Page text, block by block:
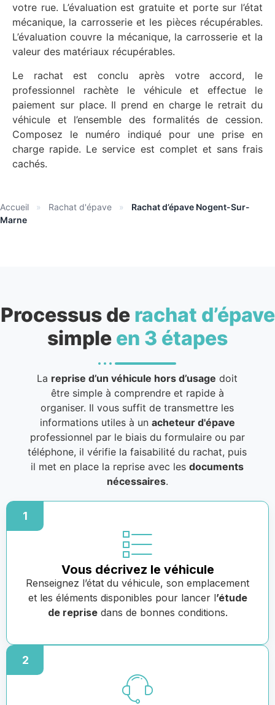
votre rue. L’évaluation est gratuite et porte sur l’état
mécanique, la carrosserie et les pièces récupérables.
L’évaluation couvre la mécanique, la carrosserie et la
valeur des matériaux récupérables.
Le rachat est conclu après votre accord, le
professionnel rachète le véhicule et effectue le
paiement sur place. Il prend en charge le retrait du
véhicule et l’ensemble des formalités de cession.
Composez le numéro indiqué pour une prise en
charge rapide. Le service est complet et sans frais
cachés.
Accueil » Rachat d'épave »
Rachat d’épave Nogent-Sur-
Marne
Processus de rachat d’épave
simple en 3 étapes
La reprise d’un véhicule hors d’usage doit
être simple à comprendre et rapide à
organiser. Il vous suffit de transmettre les
informations utiles à un acheteur d'épave
professionnel par le biais du formulaire ou par
téléphone, il vérifie la faisabilité du rachat, puis
il met en place la reprise avec lesdocuments
nécessaires.
1
Vous décrivez le véhicule
Renseignez l’état du véhicule, son emplacement
et les éléments disponibles pour lancer l’étude
de reprisedans de bonnes conditions.
2